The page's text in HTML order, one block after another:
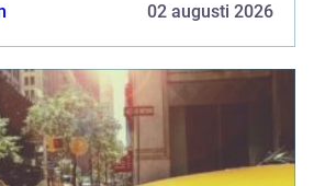
02 augusti 2026